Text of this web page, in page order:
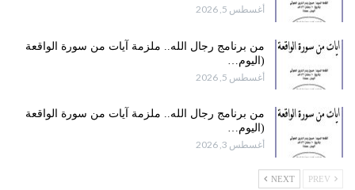
أغسطس 5, 2026
من برنامج رجال الله.. ملزمة آيات من سورة الواقعة
(اليوم…
أغسطس 5, 2026
من برنامج رجال الله.. ملزمة آيات من سورة الواقعة
(اليوم…
أغسطس 3, 2026
NEXT